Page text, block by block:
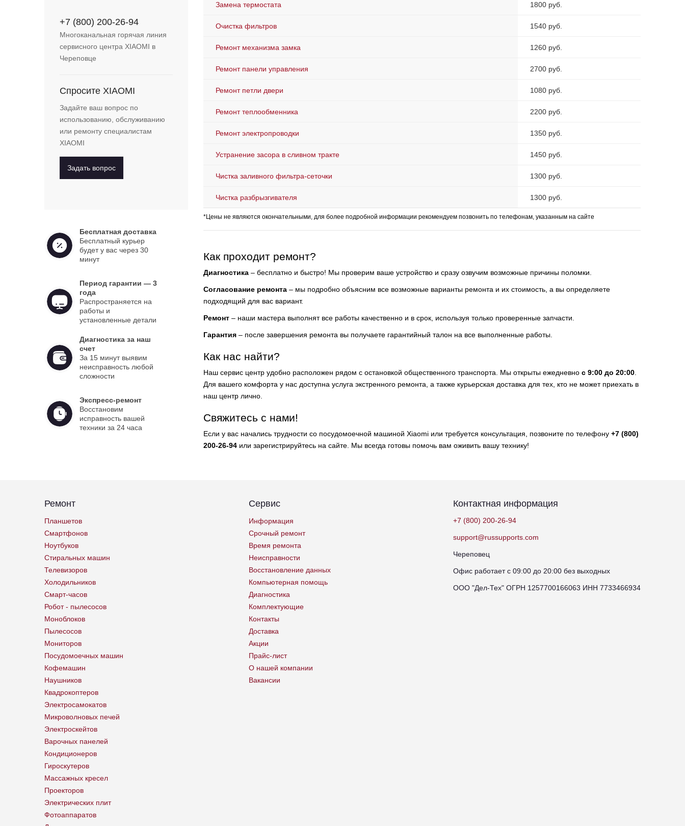
+7 (800) 200-26-94
Многоканальная горячая линия
сервисного центра XIAOMI в
Череповце
Спросите XIAOMI
Задайте ваш вопрос по
использованию, обслуживанию
или ремонту специалистам
XIAOMI
Задать вопрос
Бесплатная доставка
Бесплатный курьер
будет у вас через 30
минут
Период гарантии — 3
года
Распространяется на
работы и
установленные детали
Диагностика за наш
счет
За 15 минут выявим
неисправность любой
сложности
Экспресс-ремонт
Восстановим
исправность вашей
техники за 24 часа
Замена термостата 1800 руб.
Очистка фильтров 1540 руб.
Ремонт механизма замка 1260 руб.
Ремонт панели управления 2700 руб.
Ремонт петли двери 1080 руб.
Ремонт теплообменника 2200 руб.
Ремонт электропроводки 1350 руб.
Устранение засора в сливном тракте 1450 руб.
Чистка заливного фильтра-сеточки 1300 руб.
Чистка разбрызгивателя 1300 руб.
*Цены не являются окончательными, для более подробной информации рекомендуем позвонить по телефонам, указанным на сайте
Как проходит ремонт?
Диагностика – бесплатно и быстро! Мы проверим ваше устройство и сразу озвучим возможные причины поломки.
Согласование ремонта – мы подробно объясним все возможные варианты ремонта и их стоимость, а вы определяете
подходящий для вас вариант.
Ремонт – наши мастера выполнят все работы качественно и в срок, используя только проверенные запчасти.
Гарантия – после завершения ремонта вы получаете гарантийный талон на все выполненные работы.
Как нас найти?
Наш сервис центр удобно расположен рядом с остановкой общественного транспорта. Мы открыты ежедневно с 9:00 до 20:00
Для вашего комфорта у нас доступна услуга экстренного ремонта, а также курьерская доставка для тех, кто не может приехать в
наш центр лично.
Свяжитесь с нами!
Если у вас начались трудности со посудомоечной машиной Xiaomi или требуется консультация, позвоните по телефону +7 (800)
200-26-94 или зарегистрируйтесь на сайте. Мы всегда готовы помочь вам оживить вашу технику!
Ремонт
Планшетов
Смартфонов
Ноутбуков
Стиральных машин
Телевизоров
Холодильников
Смарт-часов
Робот - пылесосов
Моноблоков
Пылесосов
Мониторов
Посудомоечных машин
Кофемашин
Наушников
Квадрокоптеров
Электросамокатов
Микроволновых печей
Электроскейтов
Варочных панелей
Кондиционеров
Гироскутеров
Массажных кресел
Проекторов
Электрических плит
Фотоаппаратов
Сервис
Информация
Срочный ремонт
Время ремонта
Неисправности
Восстановление данных
Компьютерная помощь
Диагностика
Комплектующие
Контакты
Доставка
Акции
Прайс-лист
О нашей компании
Вакансии
Контактная информация
+7 (800) 200-26-94
support@russupports.com
Череповец
Офис работает с 09:00 до 20:00 без выходных
ООО "Дел-Тех" ОГРН 1257700166063 ИНН 7733466934